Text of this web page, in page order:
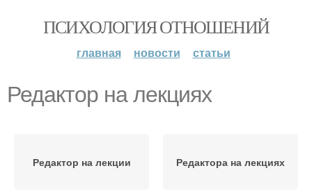
ПСИХОЛОГИЯ ОТНОШЕНИЙ
главная новости статьи
Редактор на лекциях
Редактор на лекции Редактора на лекциях